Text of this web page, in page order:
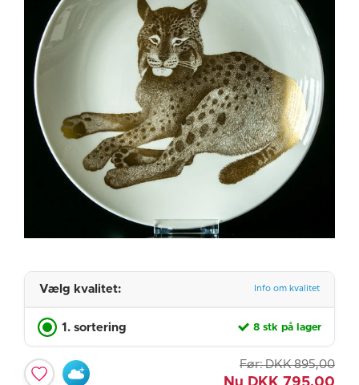
Vælg kvalitet: Info om kvalitet
1. sortering 8 stk på lager
Før: DKK 895,00